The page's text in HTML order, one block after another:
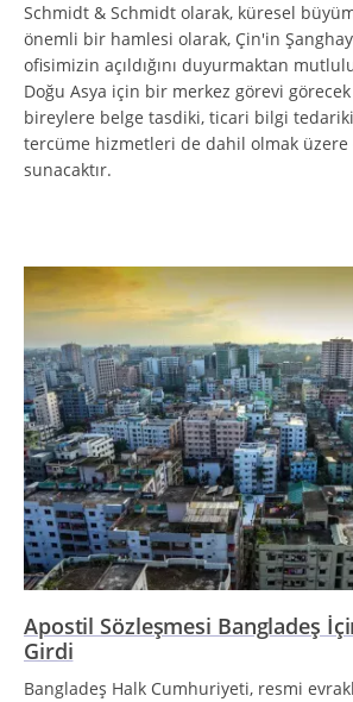
Schmidt & Schmidt olarak, küresel
önemli bir hamlesi olarak, Çin'in
ofisimizin açıldığını duyurmaktan
Doğu Asya için bir merkez görevi
bireylere belge tasdiki, ticari bilgi
tercüme hizmetleri de dahil olmak
sunacaktır.
Apostil Sözleşmesi Bangladeş
Girdi
Bangladeş Halk Cumhuriyeti, resmi